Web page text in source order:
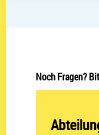
Noch Fragen?